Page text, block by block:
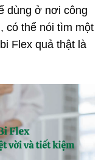
dùng ở nơi công
có thể nói tìm một
Flex quả thật là